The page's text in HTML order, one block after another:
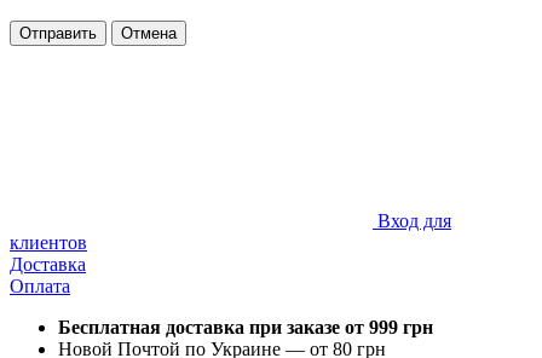
Отправить Отмена
Вход для
клиентов
Доставка
Оплата
Бесплатная доставка при заказе от 999 грн
Новой Почтой по Украине — от 80 грн